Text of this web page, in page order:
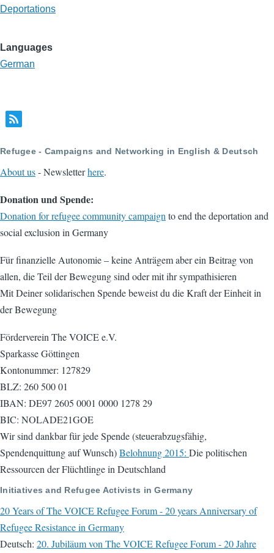
Deportations
Languages
German
Refugee - Campaigns and Networking in English & Deutsch
About us- Newsletterhere.
Donation und Spende:
Donation for refugee community campaignto end the deportation and
social exclusion in Germany
Für finanzielle Autonomie – keine Anträgem aber ein Beitrag von
allen, die Teil der Bewegung sind oder mit ihr sympathisieren
Mit Deiner solidarischen Spende beweist du die Kraft der Einheit in
der Bewegung
Förderverein The VOICE e.V.
Sparkasse Göttingen
Kontonummer: 127829
BLZ: 260 500 01
IBAN: DE97 2605 0001 0000 1278 29
BIC: NOLADE21GOE
Wir sind dankbar für jede Spende (steuerabzugsfähig,
Spendenquittung auf Wunsch)Belohnung 2015: Die politischen
Ressourcen der Flüchtlinge in Deutschland
Initiatives and Refugee Activists in Germany
20 Years of The VOICE Refugee Forum - 20 years Anniversary of
Refugee Resistance in Germany
Deutsch: 20. Jubiläum von The VOICE Refugee Forum - 20 Jahre